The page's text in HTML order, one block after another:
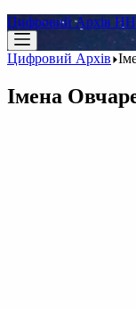
Цифровий Архів
Цифровий Архів
Імена